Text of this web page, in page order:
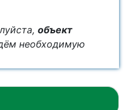
объект
необходимую